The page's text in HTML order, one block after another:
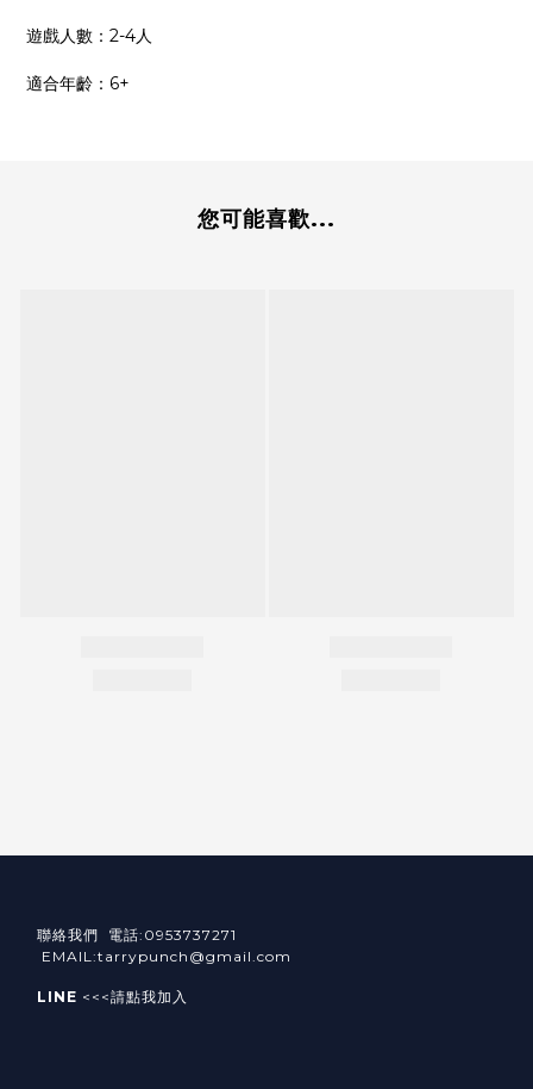
遊戲人數：2-4人
適合年齡：6+
您可能喜歡...
聯絡我們 電話:0953737271
EMAIL:tarrypunch@gmail.com
LINE <<<請點我加入